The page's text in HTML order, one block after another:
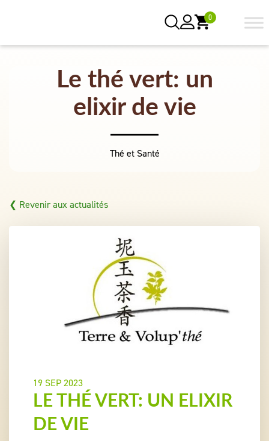
0
Le thé vert: un
elixir de vie
Thé et Santé
❮ Revenir aux actualités
19 SEP 2023
LE THÉ VERT: UN ELIXIR
DE VIE